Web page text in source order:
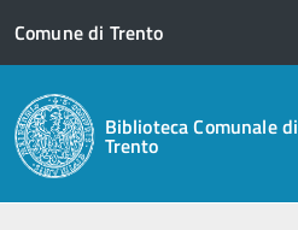
Comune di Trento
Biblioteca Comunale di
Trento